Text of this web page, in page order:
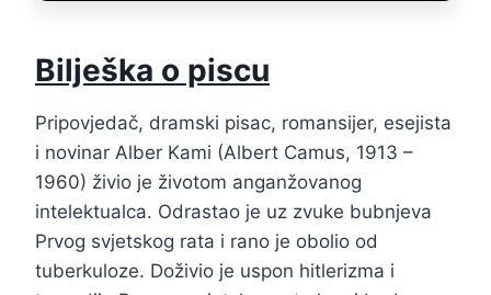
Bilješka o piscu
Pripovjedač, dramski pisac, romansijer, esejista
i novinar Alber Kami (Albert Camus, 1913 –
1960) živio je životom anganžovanog
intelektualca. Odrastao je uz zvuke bubnjeva
Prvog svjetskog rata i rano je obolio od
tuberkuloze. Doživio je uspon hitlerizma i